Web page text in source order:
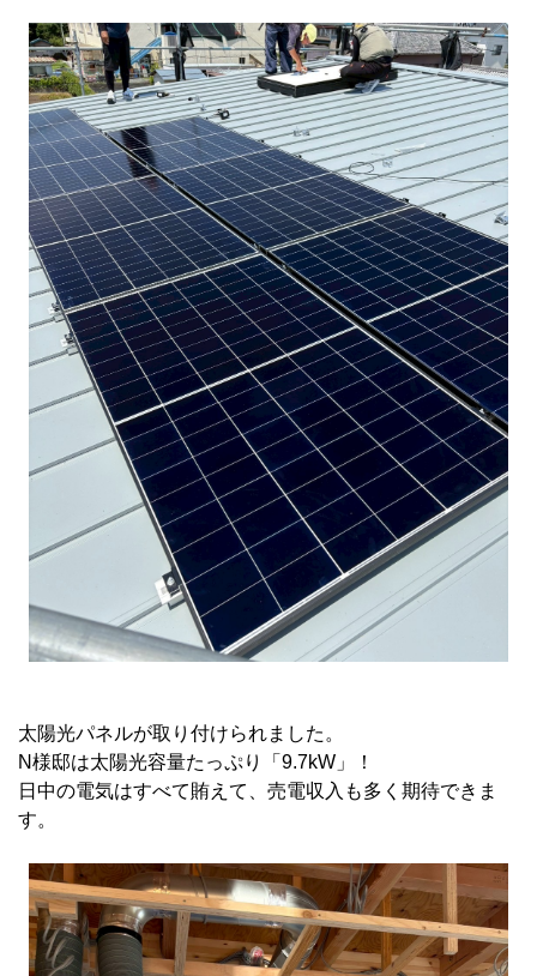
太陽光パネルが取り付けられました。
N様邸は太陽光容量たっぷり「9.7kW」！
日中の電気はすべて賄えて、売電収入も多く期待できま
す。